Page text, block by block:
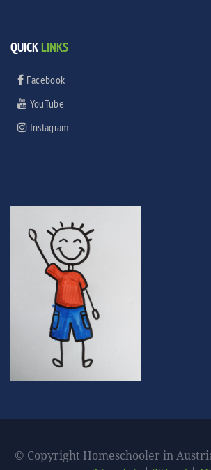
QUICKLINKS
Facebook
YouTube
Instagram
© Copyright Homeschooler in